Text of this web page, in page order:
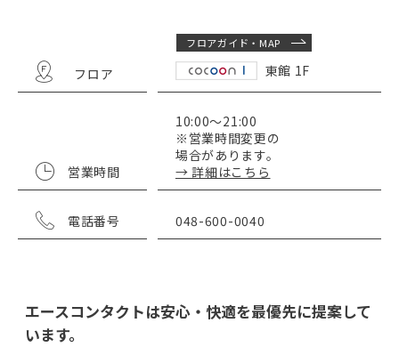
フロア
フロアガイド・MAP
東館 1F
営業時間
10:00～21:00
※営業時間変更の
場合があります。
→ 詳細はこちら
電話番号 048-600-0040
エースコンタクトは安心・快適を最優先に提案して
います。